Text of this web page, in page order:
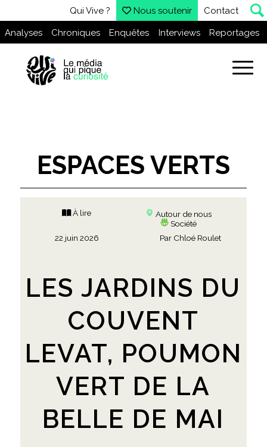
Qui Vive ? Nous soutenir Contact
Analyses Chroniques Enquêtes Interviews Reportages
ESPACES VERTS
À lire
Autour de nous
Société
22 juin 2026
Par Chloé Roulet
LES JARDINS DU
COUVENT
LEVAT, POUMON
VERT DE LA
BELLE DE MAI